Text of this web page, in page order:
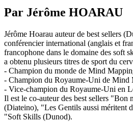
Par Jérôme HOARAU
Jérôme Hoarau auteur de best sellers
conférencier international (anglais et
francophone dans le domaine des soft
a obtenu plusieurs titres de sport du
- Champion du monde de Mind
- Champion du Royaume-Uni de Mind
- Vice-champion du Royaume-Uni en
Il est le co-auteur des best sellers "Bon
(Diateino), "Les Gentils aussi méritent
"Soft Skills (Dunod).